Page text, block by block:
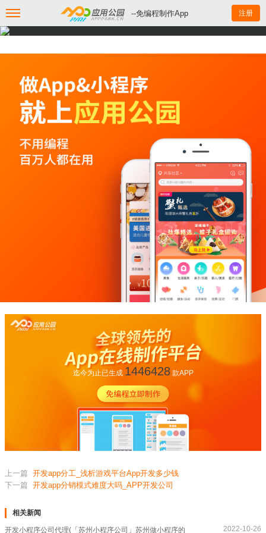
--免编程制作App 注册
迄今为止已生成 1446428款APP
上一篇 开发app分工_浅析游戏平台App开发多少钱
下一篇 开发app分销模式难度大吗_APP开发公司
相关新闻
开发小程序公司代理(「苏州小程序公司」苏州做小程序的 2022-10-26